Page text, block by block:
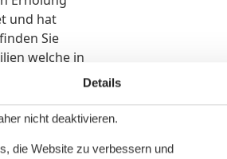
und hat
Sie
welche in
mit
auch in der
hell,
WC, ein
Details
nicht deaktivieren.
die Website zu verbessern und